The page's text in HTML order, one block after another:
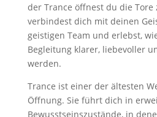
der Trance öffnest du die Tore
verbindest dich mit deinen
geistigen Team und erlebst,
Begleitung klarer, liebevoller
werden.
Trance ist einer der ältesten
Öffnung. Sie führt dich in
Bewusstseinszustände, in